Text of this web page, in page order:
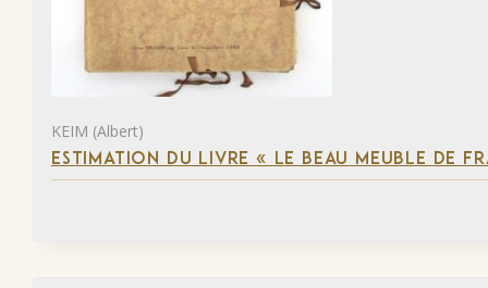
KEIM (Albert)
ESTIMATION DU LIVRE « LE BEAU MEUBLE DE